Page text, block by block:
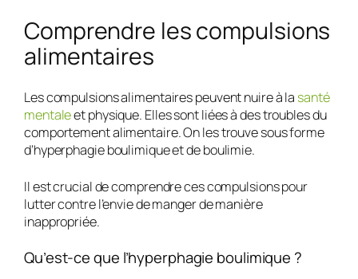
Comprendre les compulsions
alimentaires
Les compulsions alimentaires peuvent nuire à la santé
mentaleet physique. Elles sont liées à des troubles du
comportement alimentaire. On les trouve sous forme
d’hyperphagie boulimique et de boulimie.
Il est crucial de comprendre ces compulsions pour
lutter contre l’envie de manger de manière
inappropriée.
Qu’est-ce que l’hyperphagie boulimique ?